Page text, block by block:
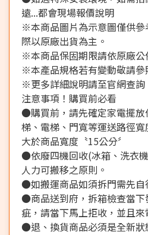
遠...都會現場報價說明
※本商品圖片為示意圖僅供
際以原廠出貨為主。
※本商品保固期限請依原廠公
※本產品規格若有變動敬請參
※更多詳細說明請至官網查詢
注意事項！購買前必看
●購買前，請先確定家電擺放
梯、電梯、門寬等運送路徑
大於商品寬度〝15公分〞
●依廢四機回收(冰箱、洗衣
人力可搬移之原則。
●如搬運商品如須拆門需先自
●商品送到府，拆箱檢查當下
疵，請當下馬上拒收，並且來
●退、換貨商品必須是全新狀